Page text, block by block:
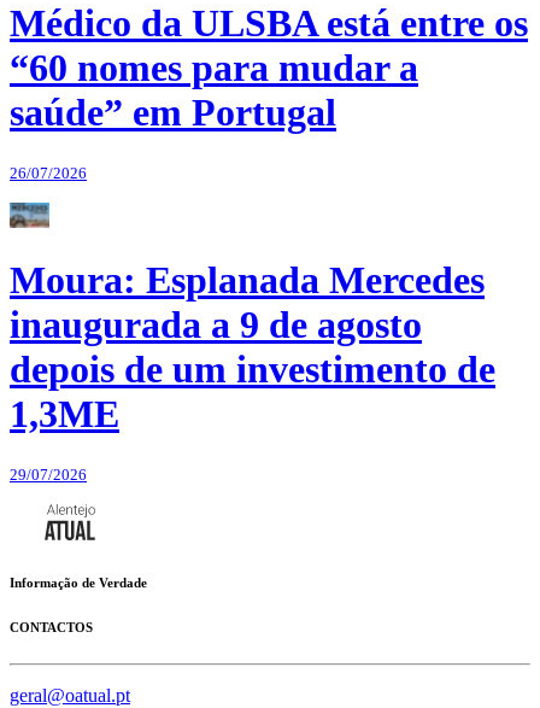
Médico da ULSBA está entre os
“60 nomes para mudar a
saúde” em Portugal
26/07/2026
Moura: Esplanada Mercedes
inaugurada a 9 de agosto
depois de um investimento de
1,3ME
29/07/2026
Informação de Verdade
CONTACTOS
geral@oatual.pt